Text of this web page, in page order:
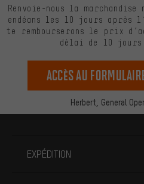
Herbert, General
Renvoie-nous la
endéans les 10 jours après
te rembourserons le prix
délai de 10 jours.
Accès au
EXPÉDITION